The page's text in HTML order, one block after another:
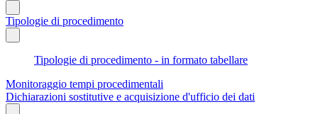
Tipologie di procedimento
Tipologie di procedimento - in formato tabellare
Monitoraggio tempi procedimentali
Dichiarazioni sostitutive e acquisizione d'ufficio dei dati